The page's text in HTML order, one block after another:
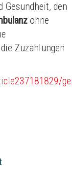
Gesundheit, den
ohne
Zuzahlungen